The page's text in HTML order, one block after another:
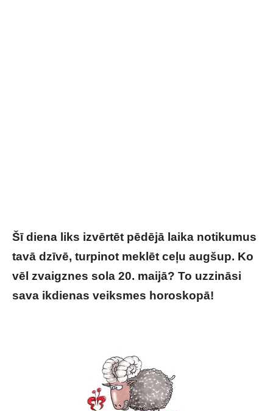
Šī diena liks izvērtēt pēdējā laika notikumus
tavā dzīvē, turpinot meklēt ceļu augšup. Ko
vēl zvaigznes sola 20. maijā? To uzzināsi
sava ikdienas veiksmes horoskopā!